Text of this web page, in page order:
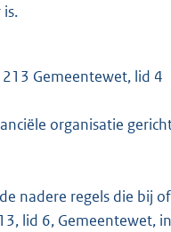
Gemeentewet, lid 4
organisatie
nadere regels die bij
lid 6, Gemeentewet,